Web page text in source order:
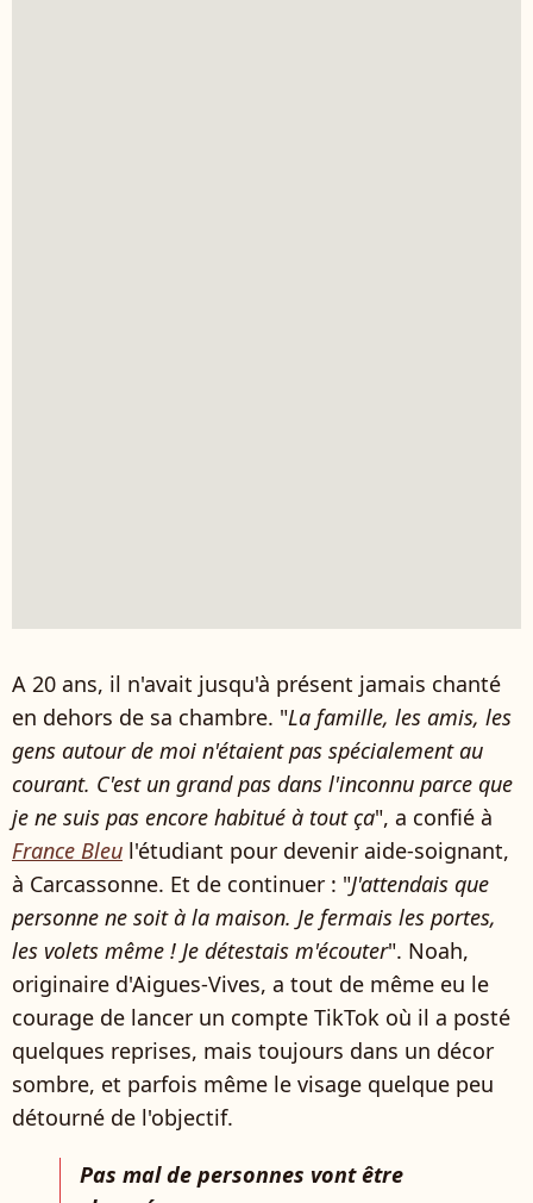
A 20 ans, il n'avait jusqu'à présent jamais chanté
en dehors de sa chambre. "La famille, les amis, les
gens autour de moi n'étaient pas spécialement au
courant. C'est un grand pas dans l'inconnu parce que
je ne suis pas encore habitué à tout ça", a confié à
France Bleu l'étudiant pour devenir aide-soignant,
à Carcassonne. Et de continuer : "J'attendais que
personne ne soit à la maison. Je fermais les portes,
les volets même ! Je détestais m'écouter". Noah,
originaire d'Aigues-Vives, a tout de même eu le
courage de lancer un compte TikTok où il a posté
quelques reprises, mais toujours dans un décor
sombre, et parfois même le visage quelque peu
détourné de l'objectif.
Pas mal de personnes vont être